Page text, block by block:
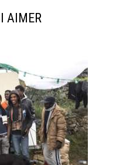
AIMER